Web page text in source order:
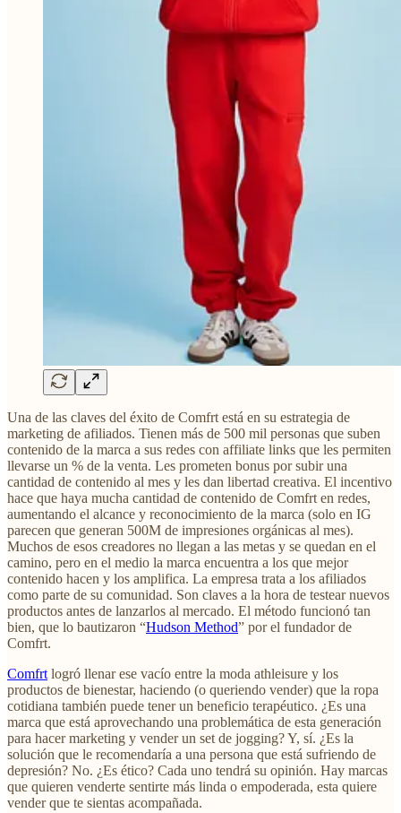
Una de las claves del éxito de Comfrt está en su estrategia de
marketing de afiliados. Tienen más de 500 mil personas que suben
contenido de la marca a sus redes con affiliate links que les permiten
llevarse un % de la venta. Les prometen bonus por subir una
cantidad de contenido al mes y les dan libertad creativa. El incentivo
hace que haya mucha cantidad de contenido de Comfrt en redes,
aumentando el alcance y reconocimiento de la marca (solo en IG
parecen que generan 500M de impresiones orgánicas al mes).
Muchos de esos creadores no llegan a las metas y se quedan en el
camino, pero en el medio la marca encuentra a los que mejor
contenido hacen y los amplifica. La empresa trata a los afiliados
como parte de su comunidad. Son claves a la hora de testear nuevos
productos antes de lanzarlos al mercado. El método funcionó tan
bien, que lo bautizaron “Hudson Method” por el fundador de
Comfrt.
Comfrt logró llenar ese vacío entre la moda athleisure y los
productos de bienestar, haciendo (o queriendo vender) que la ropa
cotidiana también puede tener un beneficio terapéutico. ¿Es una
marca que está aprovechando una problemática de esta generación
para hacer marketing y vender un set de jogging? Y, sí. ¿Es la
solución que le recomendaría a una persona que está sufriendo de
depresión? No. ¿Es ético? Cada uno tendrá su opinión. Hay marcas
que quieren venderte sentirte más linda o empoderada, esta quiere
vender que te sientas acompañada.